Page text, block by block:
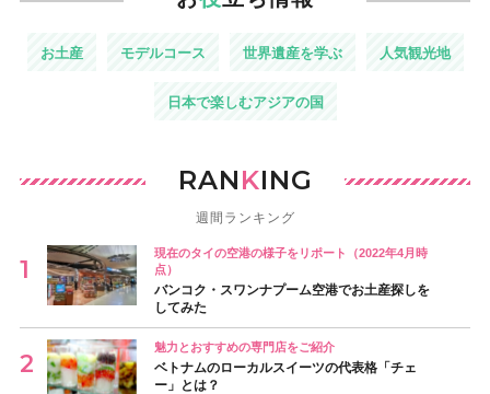
お土産 モデルコース 世界遺産を学ぶ 人気観光地
日本で楽しむアジアの国
RANKING
週間ランキング
現在のタイの空港の様子をリポート（2022年4月時
点）
バンコク・スワンナプーム空港でお土産探しを
してみた
魅力とおすすめの専門店をご紹介
ベトナムのローカルスイーツの代表格「チェ
ー」とは？